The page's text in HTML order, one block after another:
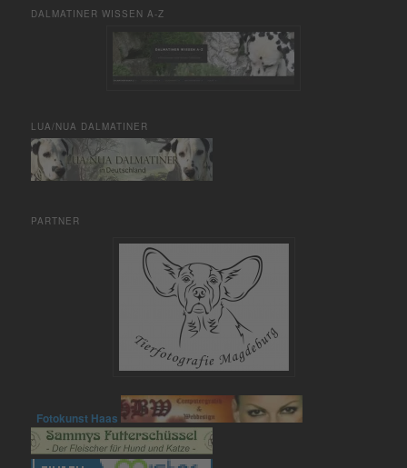
DALMATINER WISSEN A-Z
LUA/NUA DALMATINER
PARTNER
Fotokunst Haas